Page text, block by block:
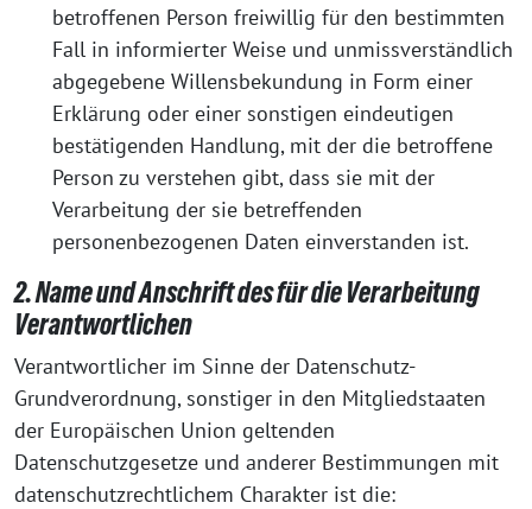
betroffenen Person freiwillig für den bestimmten
Fall in informierter Weise und unmissverständlich
abgegebene Willensbekundung in Form einer
Erklärung oder einer sonstigen eindeutigen
bestätigenden Handlung, mit der die betroffene
Person zu verstehen gibt, dass sie mit der
Verarbeitung der sie betreffenden
personenbezogenen Daten einverstanden ist.
2. Name und Anschrift des für die Verarbeitung
Verantwortlichen
Verantwortlicher im Sinne der Datenschutz-
Grundverordnung, sonstiger in den Mitgliedstaaten
der Europäischen Union geltenden
Datenschutzgesetze und anderer Bestimmungen mit
datenschutzrechtlichem Charakter ist die: